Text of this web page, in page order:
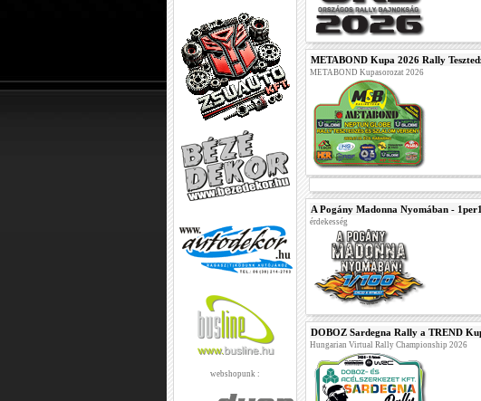
webshopunk :
METABOND Kupa 2026 Rally
METABOND Kupasorozat 2026
A Pogány Madonna Nyomában -
érdekesség
DOBOZ Sardegna Rally a TREND
Hungarian Virtual Rally Championship 2026